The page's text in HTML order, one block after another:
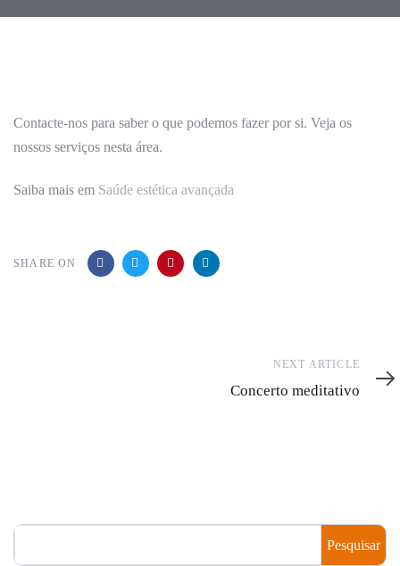
Contacte-nos para saber o que podemos fazer por si. Veja os
nossos serviços nesta área.
Saiba mais em Saúde estética avançada
SHARE ON
navigation
Article
NEXT ARTICLE
Concerto meditativo
Pesquisar